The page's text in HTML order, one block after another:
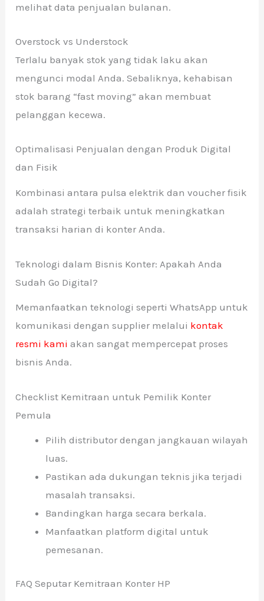
melihat data penjualan bulanan.
Overstock vs Understock
Terlalu banyak stok yang tidak laku akan
mengunci modal Anda. Sebaliknya, kehabisan
stok barang “fast moving” akan membuat
pelanggan kecewa.
Optimalisasi Penjualan dengan Produk Digital
dan Fisik
Kombinasi antara pulsa elektrik dan voucher fisik
adalah strategi terbaik untuk meningkatkan
transaksi harian di konter Anda.
Teknologi dalam Bisnis Konter: Apakah Anda
Sudah Go Digital?
Memanfaatkan teknologi seperti WhatsApp untuk
komunikasi dengan supplier melalui kontak
resmi kami akan sangat mempercepat proses
bisnis Anda.
Checklist Kemitraan untuk Pemilik Konter
Pemula
Pilih distributor dengan jangkauan wilayah
luas.
Pastikan ada dukungan teknis jika terjadi
masalah transaksi.
Bandingkan harga secara berkala.
Manfaatkan platform digital untuk
pemesanan.
FAQ Seputar Kemitraan Konter HP